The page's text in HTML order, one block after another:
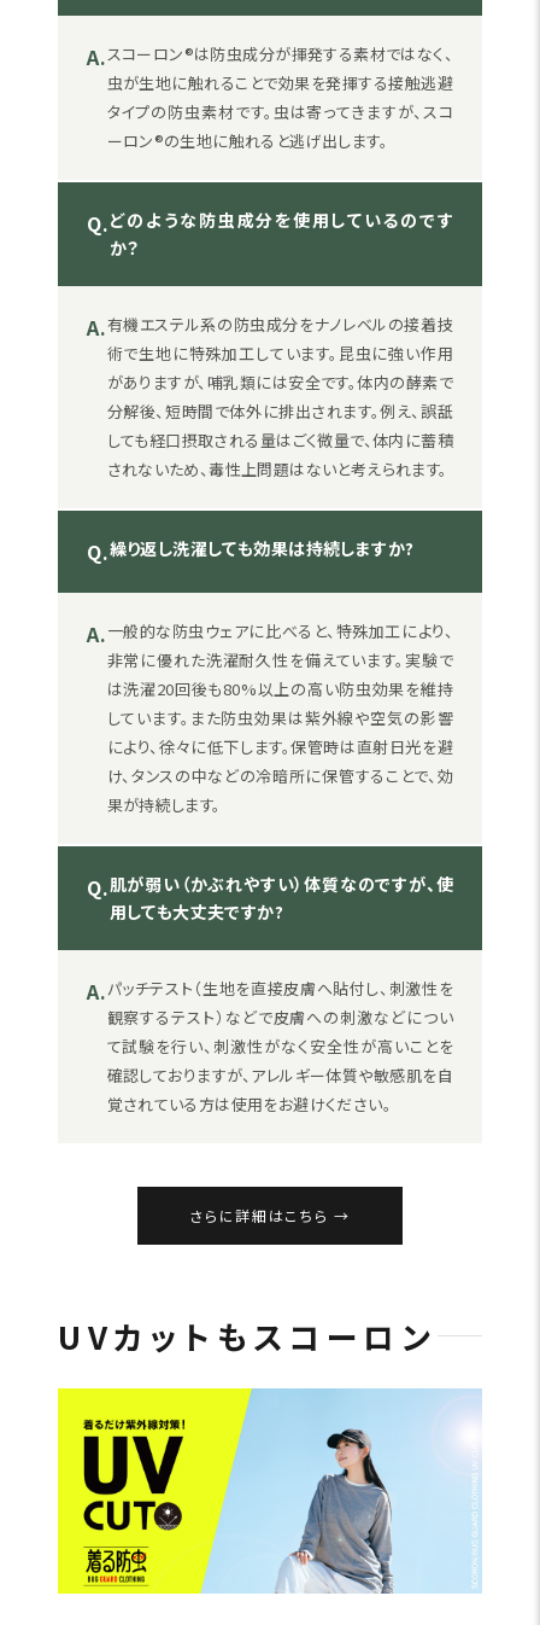
A.スコーロン®は防虫成分が揮発する素材ではなく、
虫が生地に触れることで効果を発揮する接触逃避
タイプの防虫素材です。虫は寄ってきますが、スコ
ーロン®の生地に触れると逃げ出します。
Q.どのような防虫成分を使用しているのです
か？
A.有機エステル系の防虫成分をナノレベルの接着技
術で生地に特殊加工しています。昆虫に強い作用
がありますが、哺乳類には安全です。体内の酵素で
分解後、短時間で体外に排出されます。例え、誤舐
しても経口摂取される量はごく微量で、体内に蓄積
されないため、毒性上問題はないと考えられます。
Q.繰り返し洗濯しても効果は持続しますか?
A.一般的な防虫ウェアに比べると、特殊加工により、
非常に優れた洗濯耐久性を備えています。実験で
は洗濯20回後も80%以上の高い防虫効果を維持
しています。また防虫効果は紫外線や空気の影響
により、徐々に低下します。保管時は直射日光を避
け、タンスの中などの冷暗所に保管することで、効
果が持続します。
Q.肌が弱い（かぶれやすい）体質なのですが、使
用しても大丈夫ですか?
A.パッチテスト（生地を直接皮膚へ貼付し、刺激性を
観察するテスト）などで皮膚への刺激などについ
て試験を行い、刺激性がなく安全性が高いことを
確認しておりますが、アレルギー体質や敏感肌を自
覚されている方は使用をお避けください。
さらに詳細はこちら
UVカットもスコーロン